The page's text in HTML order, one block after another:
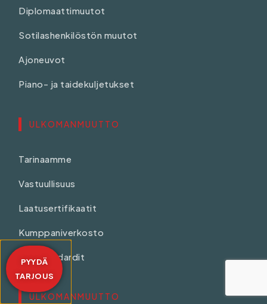
Diplomaattimuutot
Sotilashenkilöstön muutot
Ajoneuvot
Piano- ja taidekuljetukset
ULKOMANMUUTTO
Tarinaamme
Vastuullisuus
Laatusertifikaatit
Kumppaniverkosto
ISO standardit
ULKOMANMUUTTO
PYYDÄ
TARJOUS